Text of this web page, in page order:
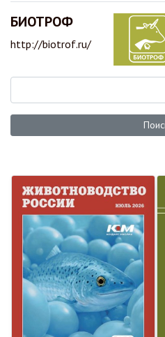
БИОТРОФ
http://biotrof.ru/